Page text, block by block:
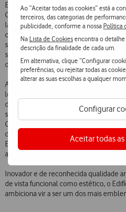
Ao “Aceitar todas as cookies” está a
terceiros, das categorias de
publicidade, conforme a nossa Política
Na Lista de Cookiesencontra o
descrição da finalidade de cada um.
Em alternativa, clique “Configurar
preferências, ou rejeitar todas as
alterar as suas escolhas a qualquer
Configurar
Aceitar todas
Entre outros, nele ficarão instalados os
Clientes, Operações, Financeiros e
laboratório de assistência técnica a
como uma loja Vodafone. São quatro
space, um piso térreo com auditório,
subsolo, dos quais dois para
de formação, áreas técnicas, armazéns
As novas instalações permitirão
logísticas, reorganizar espaços e
do mercado, simplificar operações de
sistemas e oferecer melhores
Colaboradores da Vodafone. Estes
de zonas comerciais e de lazer, de
Edifício que inclui jardim,
auditório e salas de reunião, formação
Inovador e de reconhecida qualidade
de vista funcional como estético, o
ambiciona vir a ser um dos mais